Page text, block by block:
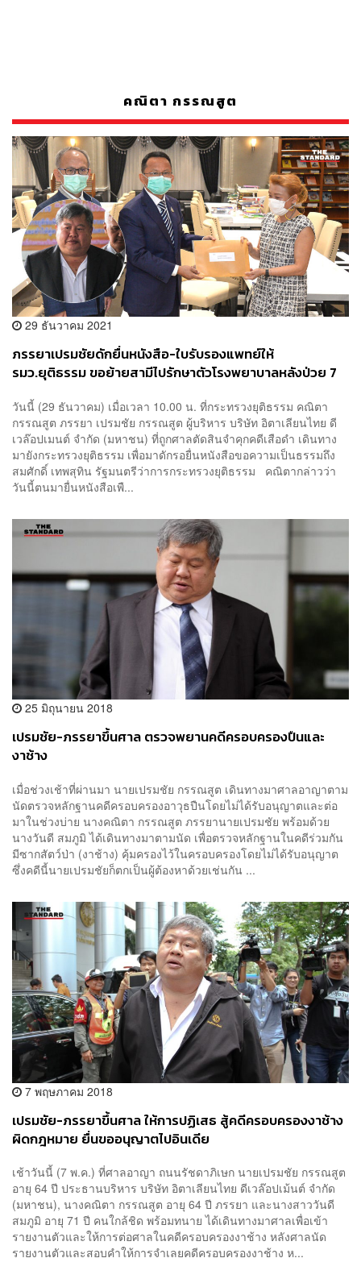
คณิตา กรรณสูต
29 ธันวาคม 2021
ภรรยาเปรมชัยดักยื่นหนังสือ-ใบรับรองแพทย์ให้
รมว.ยุติธรรม ขอย้ายสามีไปรักษาตัวโรงพยาบาลหลังป่วย 7
วันนี้ (29 ธันวาคม) เมื่อเวลา 10.00 น. ที่กระทรวงยุติธรรม คณิตา
กรรณสูต ภรรยา เปรมชัย กรรณสูต ผู้บริหาร บริษัท อิตาเลียนไทย ดี
เวล๊อปเมนต์ จำกัด (มหาชน) ที่ถูกศาลตัดสินจำคุกคดีเสือดำ เดินทาง
มายังกระทรวงยุติธรรม เพื่อมาดักรอยื่นหนังสือขอความเป็นธรรมถึง
สมศักดิ์ เทพสุทิน รัฐมนตรีว่าการกระทรวงยุติธรรม คณิตากล่าวว่า
วันนี้ตนมายื่นหนังสือเพื...
25 มิถุนายน 2018
เปรมชัย-ภรรยาขึ้นศาล ตรวจพยานคดีครอบครองปืนและ
งาช้าง
เมื่อช่วงเช้าที่ผ่านมา นายเปรมชัย กรรณสูต เดินทางมาศาลอาญาตาม
นัดตรวจหลักฐานคดีครอบครองอาวุธปืนโดยไม่ได้รับอนุญาตและต่อ
มาในช่วงบ่าย นางคณิตา กรรณสูต ภรรยานายเปรมชัย พร้อมด้วย
นางวันดี สมภูมิ ได้เดินทางมาตามนัด เพื่อตรวจหลักฐานในคดีร่วมกัน
มีซากสัตว์ป่า (งาช้าง) คุ้มครองไว้ในครอบครองโดยไม่ได้รับอนุญาต
ซึ่งคดีนี้นายเปรมชัยก็ตกเป็นผู้ต้องหาด้วยเช่นกัน ...
7 พฤษภาคม 2018
เปรมชัย-ภรรยาขึ้นศาล ให้การปฏิเสธ สู้คดีครอบครองงาช้าง
ผิดกฎหมาย ยื่นขออนุญาตไปอินเดีย
เช้าวันนี้ (7 พ.ค.) ที่ศาลอาญา ถนนรัชดาภิเษก นายเปรมชัย กรรณสูต
อายุ 64 ปี ประธานบริหาร บริษัท อิตาเลียนไทย ดีเวล๊อปเม้นต์ จำกัด
(มหาชน), นางคณิตา กรรณสูต อายุ 64 ปี ภรรยา และนางสาววันดี
สมภูมิ อายุ 71 ปี คนใกล้ชิด พร้อมทนาย ได้เดินทางมาศาลเพื่อเข้า
รายงานตัวและให้การต่อศาลในคดีครอบครองงาช้าง หลังศาลนัด
รายงานตัวและสอบคำให้การจำเลยคดีครอบครองงาช้าง ห...